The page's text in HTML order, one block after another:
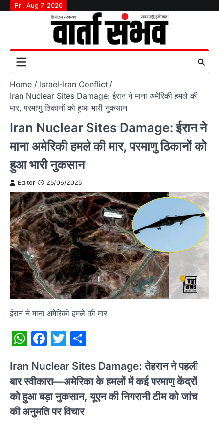
SkipFri, Aug 7, 2026
Home
Israel-Iran Conflict
Iran Nuclear Sites Damage: ईरान ने माना अमेरिकी हमले की
मार, परमाणु ठिकानों को हुआ भारी नुकसान
Iran Nuclear Sites Damage: ईरान ने
माना अमेरिकी हमले की मार, परमाणु ठिकानों को
हुआ भारी नुकसान
Editor 25/06/2025
ईरान ने माना अमेरिकी हमले की मार
WhatsApp
Facebook
Twitter
Iran Nuclear Sites Damage: तेहरान ने पहली
बार स्वीकारा—अमेरिका के हमलों में कई परमाणु केंद्रों
को हुआ बड़ा नुकसान, यूएन की निगरानी टीम को जांच
की अनुमति पर विचार